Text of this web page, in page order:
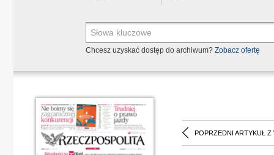
Chcesz uzyskać dostęp do archiwum? Zobacz ofertę
POPRZEDNI ARTYKUŁ Z